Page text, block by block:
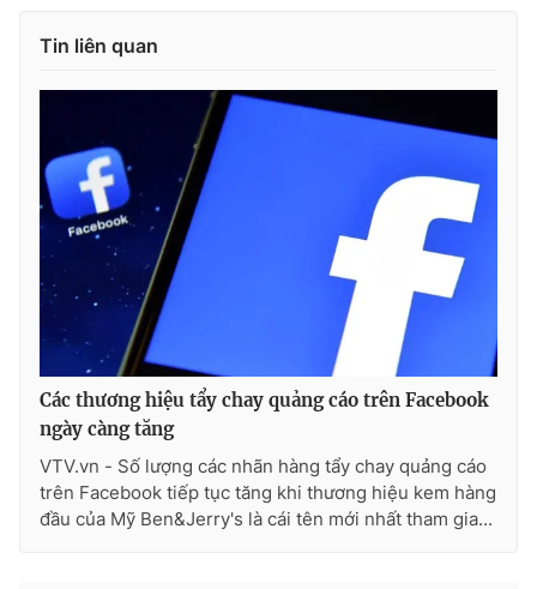
Tin liên quan
Các thương hiệu tẩy chay quảng cáo trên Facebook
ngày càng tăng
VTV.vn - Số lượng các nhãn hàng tẩy chay quảng cáo
trên Facebook tiếp tục tăng khi thương hiệu kem hàng
đầu của Mỹ Ben&Jerry's là cái tên mới nhất tham gia...